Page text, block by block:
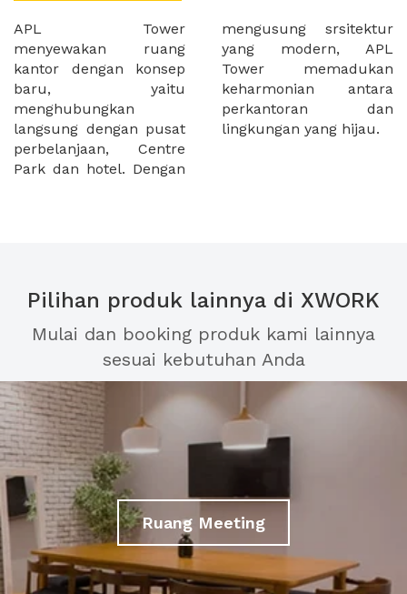
APL Tower
menyewakan ruang
kantor dengan konsep
baru, yaitu
menghubungkan
langsung dengan pusat
perbelanjaan, Centre
Park dan hotel. Dengan
mengusung srsitektur
yang modern, APL
Tower memadukan
keharmonian antara
perkantoran dan
lingkungan yang hijau.
Pilihan produk lainnya di XWORK
Mulai dan booking produk kami lainnya
sesuai kebutuhan Anda
Ruang Meeting